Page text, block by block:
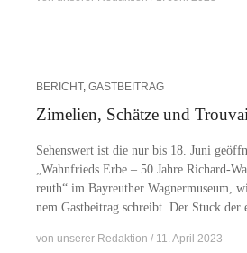
BERICHT, GASTBEITRAG
Zimelien, Schätze und
Se­hens­wert ist die nur bis 18. Juni
„Wahn­frieds Erbe – 50 Jah­re Ri­­chard-
reuth“ im Bay­reu­ther Wag­ner­mu­se­um,
nem Gast­bei­trag schreibt. Der Stuck der
von unserer Redaktion 11. April 2023